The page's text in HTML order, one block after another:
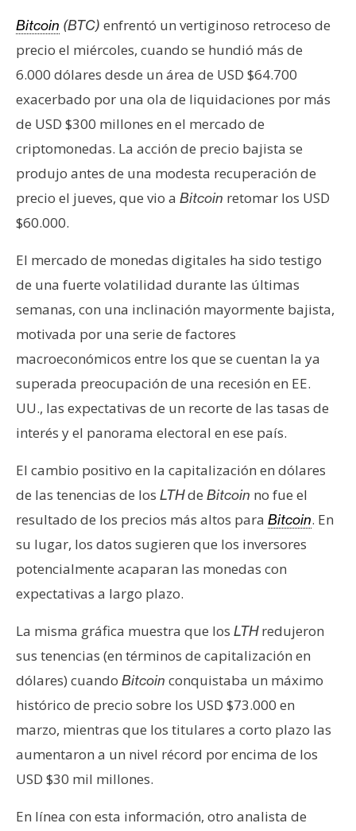
Bitcoin (BTC) enfrentó un vertiginoso retroceso de
precio el miércoles, cuando se hundió más de
6.000 dólares desde un área de USD $64.700
exacerbado por una ola de liquidaciones por más
de USD $300 millones en el mercado de
criptomonedas. La acción de precio bajista se
produjo antes de una modesta recuperación de
precio el jueves, que vio a Bitcoin retomar los USD
$60.000.
El mercado de monedas digitales ha sido testigo
de una fuerte volatilidad durante las últimas
semanas, con una inclinación mayormente bajista,
motivada por una serie de factores
macroeconómicos entre los que se cuentan la ya
superada preocupación de una recesión en EE.
UU., las expectativas de un recorte de las tasas de
interés y el panorama electoral en ese país.
El cambio positivo en la capitalización en dólares
de las tenencias de los LTHde Bitcoin no fue el
resultado de los precios más altos para Bitcoin. En
su lugar, los datos sugieren que los inversores
potencialmente acaparan las monedas con
expectativas a largo plazo.
La misma gráfica muestra que los LTHredujeron
sus tenencias (en términos de capitalización en
dólares) cuando Bitcoin conquistaba un máximo
histórico de precio sobre los USD $73.000 en
marzo, mientras que los titulares a corto plazo las
aumentaron a un nivel récord por encima de los
USD $30 mil millones.
En línea con esta información, otro analista de